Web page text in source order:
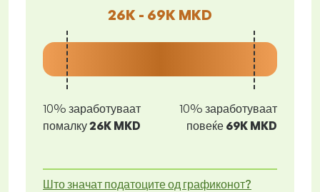
26K - 69K MKD
10% заработуваат
помалку26K MKD
10% заработуваат
повеќе 69K MKD
Што значат податоците од графиконот?